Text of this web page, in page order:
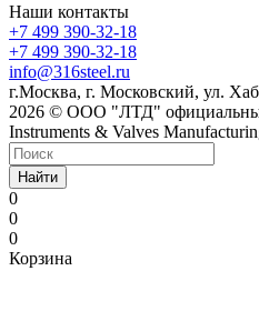
Наши контакты
+7 499 390-32-18
+7 499 390-32-18
info@316steel.ru
г.Москва, г. Московский, ул.
2026 © ООО "ЛТД"
Instruments & Valves
Найти
0
0
0
Корзина